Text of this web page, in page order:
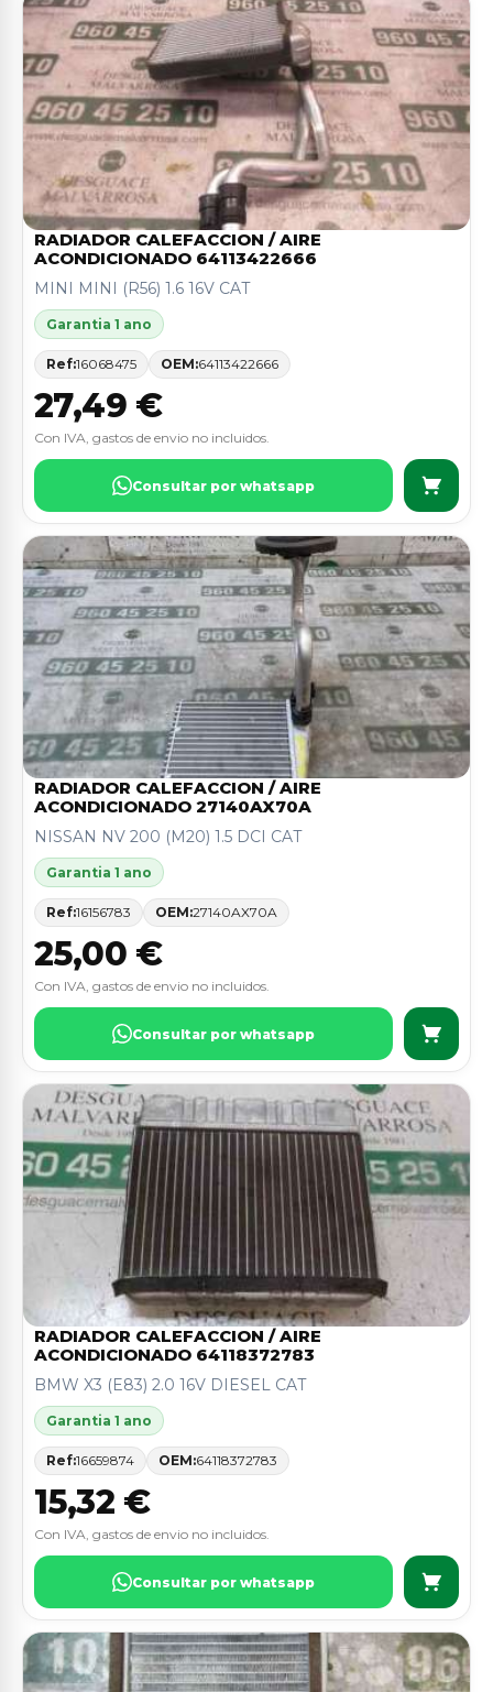
RADIADOR CALEFACCION / AIRE
ACONDICIONADO 64113422666
MINI MINI (R56) 1.6 16V CAT
Garantia 1 ano
Ref:16068475 OEM:64113422666
27,49 €
Con IVA, gastos de envio no incluidos.
Consultar por whatsapp
RADIADOR CALEFACCION / AIRE
ACONDICIONADO 27140AX70A
NISSAN NV 200 (M20) 1.5 DCI CAT
Garantia 1 ano
Ref:16156783 OEM:27140AX70A
25,00 €
Con IVA, gastos de envio no incluidos.
Consultar por whatsapp
RADIADOR CALEFACCION / AIRE
ACONDICIONADO 64118372783
BMW X3 (E83) 2.0 16V DIESEL CAT
Garantia 1 ano
Ref:16659874 OEM:64118372783
15,32 €
Con IVA, gastos de envio no incluidos.
Consultar por whatsapp